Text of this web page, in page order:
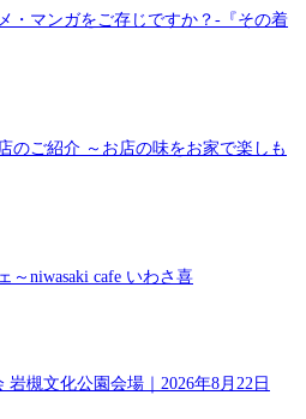
・マンガをご存じですか？-『その着
のご紹介 ～お店の味をお家で楽しも
～niwasaki cafe いわさ喜
槻文化公園会場｜2026年8月22日